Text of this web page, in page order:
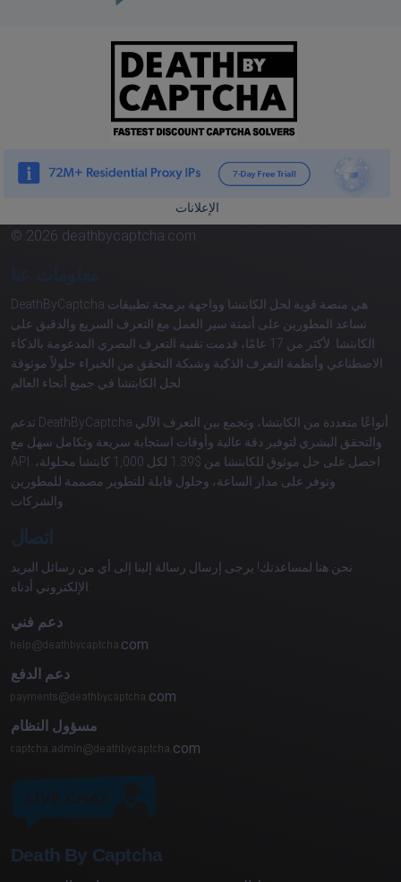
الإعلانات
© 2026 deathbycaptcha.com
DeathByCaptcha هي منصة قوية لحل الكابتشا وواجهة برمجة تطبيقات
تساعد المطورين على أتمتة سير العمل مع التعرف السريع والدقيق على
الكابتشا. لأكثر من 17 عامًا، قدمت تقنية التعرف البصري المدعومة بالذكاء
الاصطناعي وأنظمة التعرف الذكية وشبكة التحقق من الخبراء حلولاً موثوقة
تدعم DeathByCaptcha أنواعًا متعددة من الكابتشا، وتجمع بين التعرف الآلي
والتحقق البشري لتوفير دقة عالية وأوقات استجابة سريعة وتكامل سهل مع
API. احصل على حل موثوق للكابتشا من $1.39 لكل 1,000 كابتشا محلولة،
وتوفر على مدار الساعة، وحلول قابلة للتطوير مصممة للمطورين
اتصال
نحن هنا لمساعدتك! يرجى إرسال رسالة إلينا إلى أي من رسائل البريد
دعم فني
com
دعم الدفع
com
مسؤول النظام
com
Death By Captcha